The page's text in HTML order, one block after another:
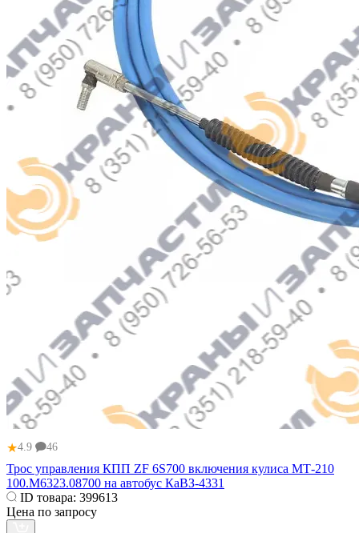
★4.9 46
Трос управления КПП ZF 6S700 включения кулиса МТ-210
100.М6323.08700 на автобус КаВЗ-4331
ID товара: 399613
Цена по запросу